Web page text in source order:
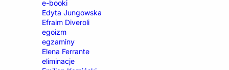
e-booki
Edyta Jungowska
Efraim Diveroli
egoizm
egzaminy
Elena Ferrante
eliminacje